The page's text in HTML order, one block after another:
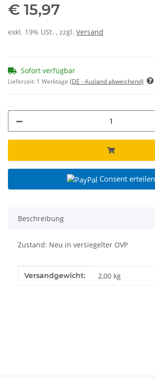
€ 15,97
exkl. 19% USt. , zzgl. Versand
Sofort verfügbar
Lieferzeit: 1 Werktage (DE - Ausland abweichend)
Consent erteilen
Beschreibung
Zustand: Neu in versiegelter OVP
Produkteigenschaft
Wert
Versandgewicht: 2,00 kg